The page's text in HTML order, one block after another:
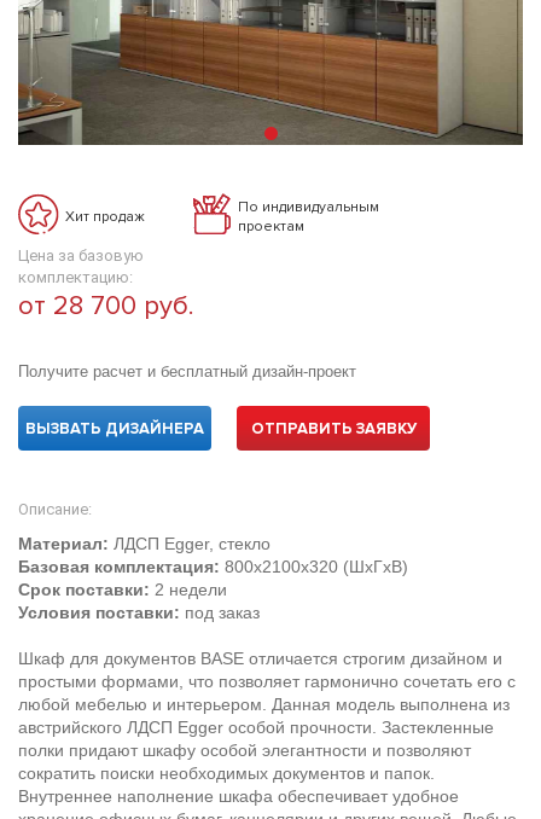
Хит продаж
По индивидуальным
проектам
Цена за базовую
комплектацию:
от 28 700 руб.
Получите расчет и бесплатный дизайн-проект
ВЫЗВАТЬ ДИЗАЙНЕРА ОТПРАВИТЬ ЗАЯВКУ
Описание:
Материал: ЛДСП Egger, стекло
Базовая комплектация: 800х2100х320 (ШхГхВ)
Срок поставки: 2 недели
Условия поставки: под заказ
Шкаф для документов BASE отличается строгим дизайном и
простыми формами, что позволяет гармонично сочетать его с
любой мебелью и интерьером. Данная модель выполнена из
австрийского ЛДСП Egger особой прочности. Застекленные
полки придают шкафу особой элегантности и позволяют
сократить поиски необходимых документов и папок.
Внутреннее наполнение шкафа обеспечивает удобное